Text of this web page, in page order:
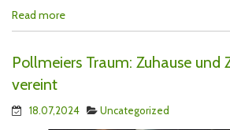
Read more
Pollmeiers Traum: Zuhause und
vereint
18.07,2024 Uncategorized